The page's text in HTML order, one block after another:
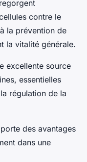
contre le
la prévention de
la vitalité générale.
excellente source
essentielles
régulation de la
des avantages
dans une